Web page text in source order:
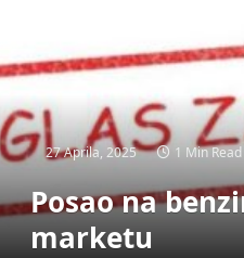
27 Aprila, 2025 1 Min Read
Posao na
marketu